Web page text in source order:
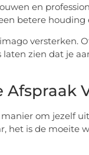
en
betere houding
versterken.
zien dat je
om jezelf
het is de moeite